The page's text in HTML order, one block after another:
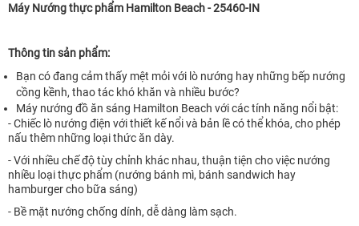
Máy Nướng thực phẩm Hamilton Beach - 25460-IN
Thông tin sản phẩm:
Bạn có đang cảm thấy mệt mỏi với lò nướng hay những bếp nướng
cồng kềnh, thao tác khó khăn và nhiều bước?
Máy nướng đồ ăn sáng Hamilton Beach với các tính năng nổi bật:
- Chiếc lò nướng điện với thiết kế nổi và bản lề có thể khóa, cho phép
nấu thêm những loại thức ăn dày.
- Với nhiều chế độ tùy chỉnh khác nhau, thuận tiện cho việc nướng
nhiều loại thực phẩm (nướng bánh mì, bánh sandwich hay
hamburger cho bữa sáng)
- Bề mặt nướng chống dính, dễ dàng làm sạch.